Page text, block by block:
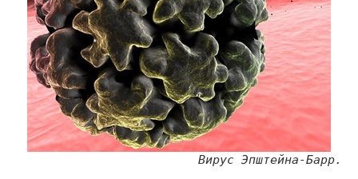
Вирус Эпштейна-Барр.